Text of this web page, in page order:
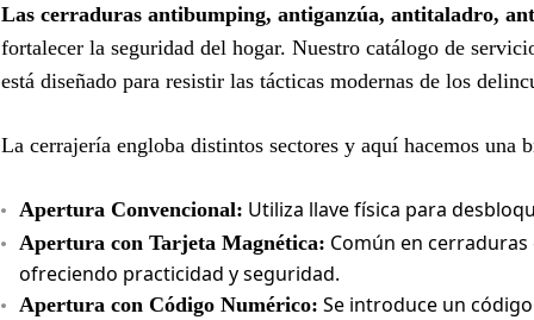
Las cerraduras antibumping, antiganzúa, antitaladro,
fortalecer la seguridad del hogar. Nuestro catálogo de
está diseñado para resistir las tácticas modernas de los
La cerrajería engloba distintos sectores y aquí hacemos una
Apertura Convencional: Utiliza llave física para
Apertura con Tarjeta Magnética: Común en
ofreciendo practicidad y seguridad.
Apertura con Código Numérico: Se introduce un